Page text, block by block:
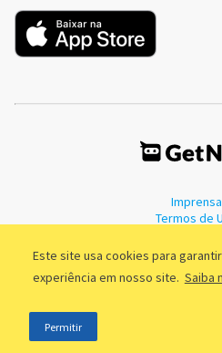
Este site usa cookies para
experiência em nosso site. Saiba
Permitir
Imprensa
Termos de
©2011 - 2026, GetNinjas LTDA.
Fernandes Coelho, 85 - 3º